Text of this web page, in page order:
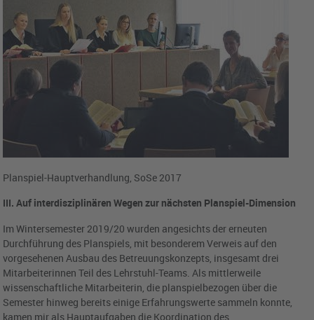
Planspiel-Hauptverhandlung, SoSe 2017
III. Auf interdisziplinären Wegen zur nächsten Planspiel-Dimension
Im Wintersemester 2019/20 wurden angesichts der erneuten
Durchführung des Planspiels, mit besonderem Verweis auf den
vorgesehenen Ausbau des Betreuungskonzepts, insgesamt drei
Mitarbeiterinnen Teil des Lehrstuhl-Teams. Als mittlerweile
wissenschaftliche Mitarbeiterin, die planspielbezogen über die
Semester hinweg bereits einige Erfahrungswerte sammeln konnte,
kamen mir als Hauptaufgaben die Koordination des